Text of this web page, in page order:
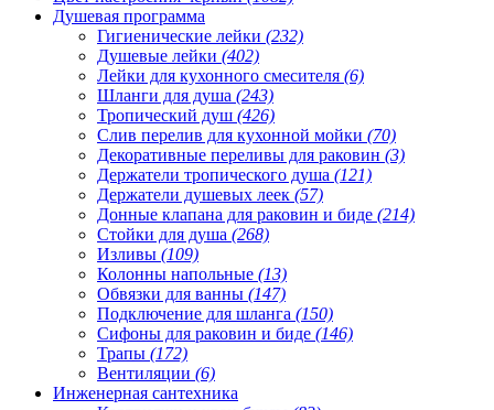
Душевая программа
Гигиенические лейки (232)
Душевые лейки (402)
Лейки для кухонного смесителя (6)
Шланги для душа (243)
Тропический душ (426)
Слив перелив для кухонной мойки (70)
Декоративные переливы для раковин (3)
Держатели тропического душа (121)
Держатели душевых леек (57)
Донные клапана для раковин и биде (214)
Стойки для душа (268)
Изливы (109)
Колонны напольные (13)
Обвязки для ванны (147)
Подключение для шланга (150)
Сифоны для раковин и биде (146)
Трапы (172)
Вентиляции (6)
Инженерная сантехника